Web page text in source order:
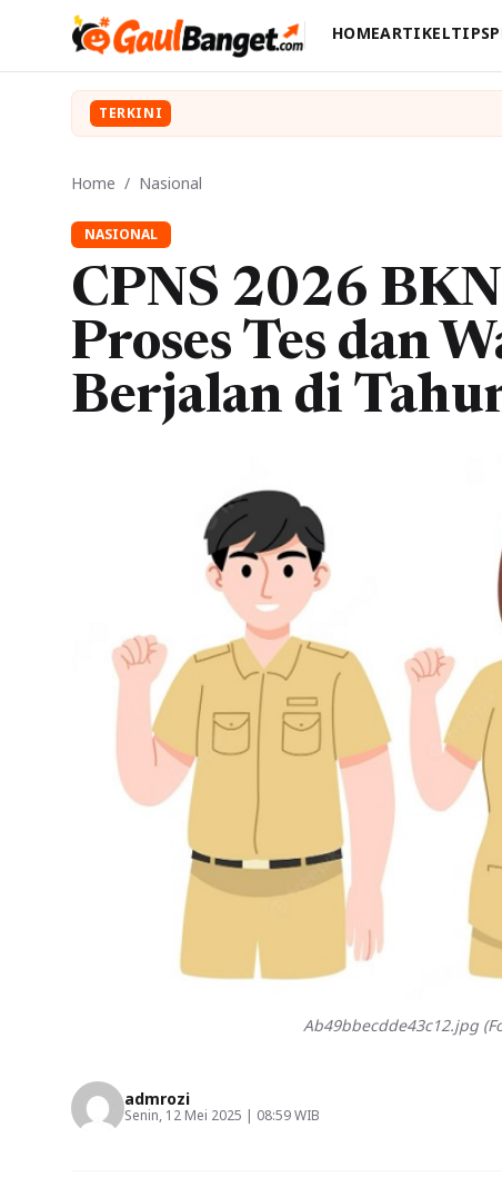
HOMEARTIKELTIPS
TERKINI
Home / Nasional
NASIONAL
CPNS 2026
Proses Tes dan
Berjalan di
Ab49bbecdde43c12.jpg
admrozi
Senin, 12 Mei 2025 | 08:59 WIB